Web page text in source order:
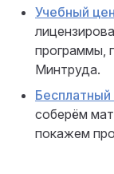
Учебный
программы,
Минтруда.
Бесплатный
соберём
покажем